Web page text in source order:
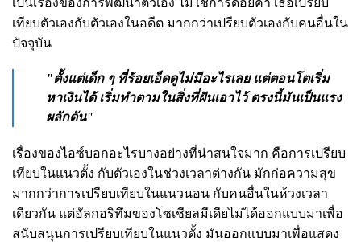
เทียบตัวเองกับตัวเองในอดีต มากกว่าเปรียบตัวเองกับคนอื่นใน
ปัจจุบัน
"ตั้งแต่เด็ก ๆ ที่ร้อยเอ็ดดูไม่มีอะไรเลย แต่ตอนโตเริ่ม
หาเงินได้ เริ่มทำตามในสิ่งที่ฝันเอาไว้ ตรงนี้มันเป็นแรง
ผลักดัน"
เรื่องของไอซ์บอกอะไรบางอย่างที่น่าสนใจมาก คือการเปรียบ
เทียบในแนวตั้ง กับตัวเองในช่วงเวลาต่างกัน มักก่อความสุข
มากกว่าการเปรียบเทียบในแนวนอน กับคนอื่นในห้วงเวลา
เดียวกัน แต่อัลกอริทึมของโซเชียลมีเดียไม่ได้ออกแบบมาเพื่อ
สนับสนุนการเปรียบเทียบในแนวตั้ง มันออกแบบมาเพื่อแสดง